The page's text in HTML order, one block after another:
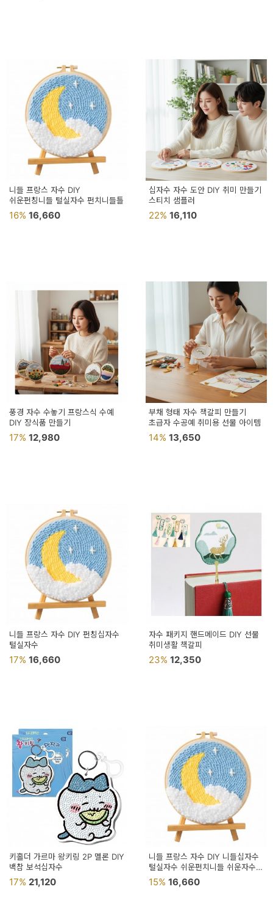
니들 프랑스 자수 DIY
쉬운펀칭니들 털실자수 펀치니들틀
16% 16,660
십자수 자수 도안 DIY 취미 만들기
스티치 샘플러
22% 16,110
풍경 자수 수놓기 프랑스식 수예
DIY 장식품 만들기
17% 12,980
부채 형태 자수 책갈피 만들기
초급자 수공예 취미용 선물 아이템
14% 13,650
니들 프랑스 자수 DIY 펀칭십자수
털실자수
17% 16,660
자수 패키지 핸드메이드 DIY 선물
취미생활 책갈피
23% 12,350
키홀더 가르마 왕키링 2P 멜론 DIY
백참 보석십자수
17% 21,120
니들 프랑스 자수 DIY 니들십자수
털실자수 쉬운펀치니들 쉬운자수
펀치니들수틀 펀칭십자수
펀치십자수 펀
15% 16,660